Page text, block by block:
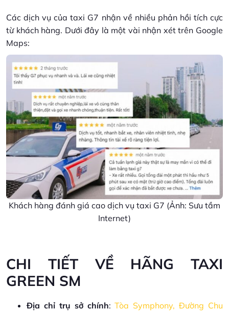
Các dịch vụ của taxi G7 nhận về nhiều phản hồi tích cực
từ khách hàng. Dưới đây là một vài nhận xét trên Google
Maps:
Khách hàng đánh giá cao dịch vụ taxi G7 (Ảnh: Sưu tầm
Internet)
CHI TIẾT VỀ HÃNG TAXI
GREEN SM
Địa chỉ trụ sở chính:Tòa Symphony, Đường Chu